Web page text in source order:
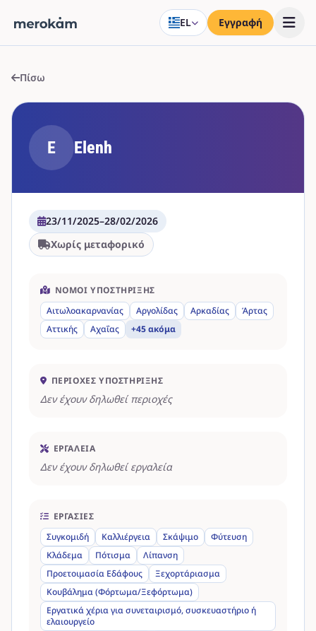
EL Εγγραφή
Πίσω
E Elenh
23/11/2025–28/02/2026
Χωρίς μεταφορικό
ΝΟΜΟΊ ΥΠΟΣΤΉΡΙΞΗΣ
Αιτωλοακαρνανίας
Αργολίδας Αρκαδίας
Άρτας
Αττικής
Αχαΐας +45 ακόμα
ΠΕΡΙΟΧΈΣ ΥΠΟΣΤΉΡΙΞΗΣ
Δεν έχουν δηλωθεί περιοχές
ΕΡΓΑΛΕΊΑ
Δεν έχουν δηλωθεί εργαλεία
ΕΡΓΑΣΊΕΣ
Συγκομιδή
Καλλιέργεια Σκάψιμο
Φύτευση
Κλάδεμα
Πότισμα
Λίπανση
Προετοιμασία Εδάφους
Ξεχορτάριασμα
Κουβάλημα (Φόρτωμα/Ξεφόρτωμα)
Εργατικά χέρια για συνεταιρισμό, συσκευαστήριο ή
ελαιουργείο